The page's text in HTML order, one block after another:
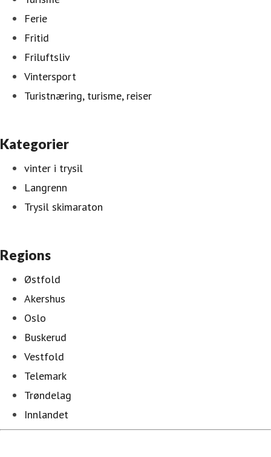
Ferie
Fritid
Friluftsliv
Vintersport
Turistnæring, turisme, reiser
Kategorier
vinter i trysil
Langrenn
Trysil skimaraton
Regions
Østfold
Akershus
Oslo
Buskerud
Vestfold
Telemark
Trøndelag
Innlandet